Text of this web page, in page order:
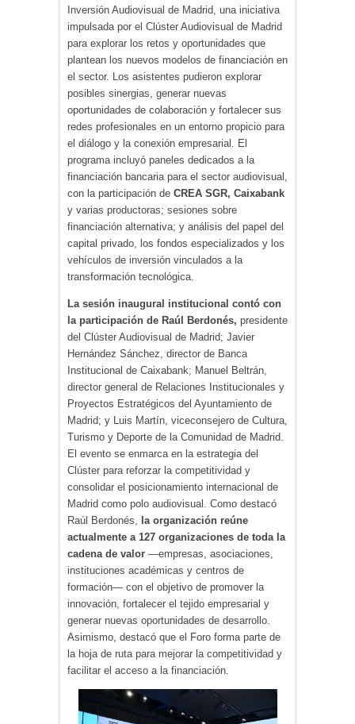
Inversión Audiovisual de Madrid, una iniciativa
impulsada por el Clúster Audiovisual de Madrid
para explorar los retos y oportunidades que
plantean los nuevos modelos de financiación en
el sector. Los asistentes pudieron explorar
posibles sinergias, generar nuevas
oportunidades de colaboración y fortalecer sus
redes profesionales en un entorno propicio para
el diálogo y la conexión empresarial. El
programa incluyó paneles dedicados a la
financiación bancaria para el sector audiovisual,
con la participación de CREA SGR, Caixabank
y varias productoras; sesiones sobre
financiación alternativa; y análisis del papel del
capital privado, los fondos especializados y los
vehículos de inversión vinculados a la
transformación tecnológica.
La sesión inaugural institucional contó con
la participación de Raúl Berdonés, presidente
del Clúster Audiovisual de Madrid; Javier
Hernández Sánchez, director de Banca
Institucional de Caixabank; Manuel Beltrán,
director general de Relaciones Institucionales y
Proyectos Estratégicos del Ayuntamiento de
Madrid; y Luis Martín, viceconsejero de Cultura,
Turismo y Deporte de la Comunidad de Madrid.
El evento se enmarca en la estrategia del
Clúster para reforzar la competitividad y
consolidar el posicionamiento internacional de
Madrid como polo audiovisual. Como destacó
Raúl Berdonés, la organización reúne
actualmente a 127 organizaciones de toda la
cadena de valor —empresas, asociaciones,
instituciones académicas y centros de
formación— con el objetivo de promover la
innovación, fortalecer el tejido empresarial y
generar nuevas oportunidades de desarrollo.
Asimismo, destacó que el Foro forma parte de
la hoja de ruta para mejorar la competitividad y
facilitar el acceso a la financiación.